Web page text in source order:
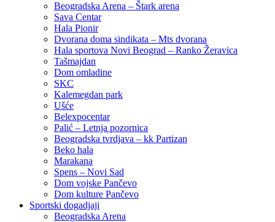
Beogradska Arena – Štark arena
Sava Centar
Hala Pionir
Dvorana doma sindikata – Mts dvorana
Hala sportova Novi Beograd – Ranko Žeravica
Tašmajdan
Dom omladine
SKC
Kalemegdan park
Ušće
Belexpocentar
Palić – Letnja pozornica
Beogradska tvrdjava – kk Partizan
Beko hala
Marakana
Spens – Novi Sad
Dom vojske Pančevo
Dom kulture Pančevo
Sportski dogadjaji
Beogradska Arena